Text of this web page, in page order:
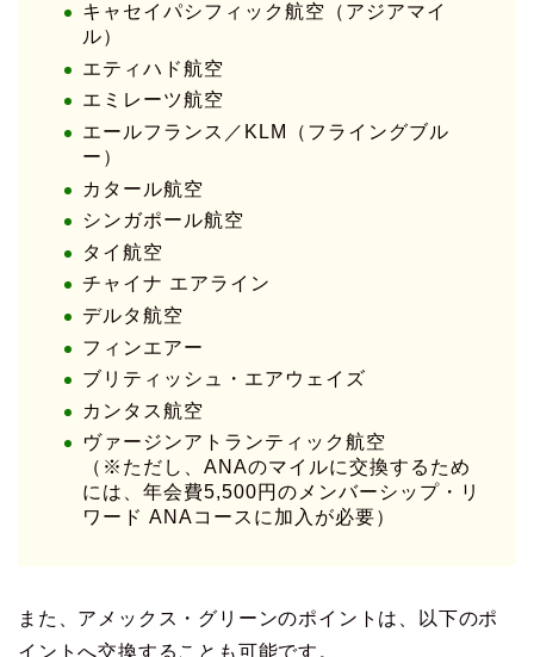
キャセイパシフィック航空（アジアマイ
ル）
エティハド航空
エミレーツ航空
エールフランス／KLM（フライングブル
ー）
カタール航空
シンガポール航空
タイ航空
チャイナ エアライン
デルタ航空
フィンエアー
ブリティッシュ・エアウェイズ
カンタス航空
ヴァージンアトランティック航空
（※ただし、ANAのマイルに交換するため
には、年会費5,500円のメンバーシップ・リ
ワード ANAコースに加入が必要）
また、アメックス・グリーンのポイントは、以下のポ
イントへ交換することも可能です。